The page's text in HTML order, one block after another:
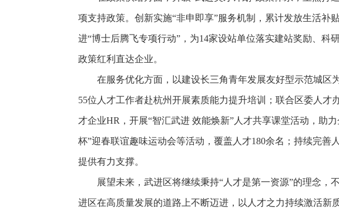
项支持政策。创新实施“非申即享”服务机制，累计发放生活补
进“博士后腾飞专项行动”，为14家设站单位落实建站奖励、科
政策红利直达企业。
在服务优化方面，以建设长三角青年发展友好型示范城区
55位人才工作者赴杭州开展素质能力提升培训；联合区委人
才企业HR，开展“智汇武进 效能焕新”人才共享课堂活动，助
杯”迎春联谊趣味运动会等活动，覆盖人才180余名；持续完善
提供有力支撑。
展望未来，武进区将继续秉持“人才是第一资源”的理念，
进区在高质量发展的道路上不断迈进，以人才之力持续激活新